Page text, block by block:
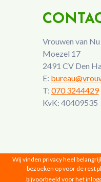
Vrouwen van Nu
Moezel 17
2491 CV Den
E:
T: 070 3244429
KvK: 40409535
Vrouwen van Nu
Wij vinden privacy heel
bezoeken op voor de rest
bijvoorbeeld voor het